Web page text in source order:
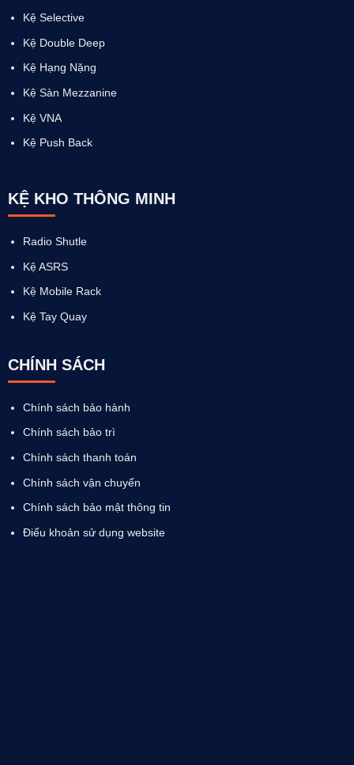
Kệ Selective
Kệ Double Deep
Kệ Hạng Nặng
Kệ Sàn Mezzanine
Kệ VNA
Kệ Push Back
KỆ KHO THÔNG MINH
Radio Shutle
Kệ ASRS
Kệ Mobile Rack
Kệ Tay Quay
CHÍNH SÁCH
Chính sách bảo hành
Chính sách bảo trì
Chính sách thanh toán
Chính sách vận chuyển
Chính sách bảo mật thông tin
Điểu khoản sử dụng website